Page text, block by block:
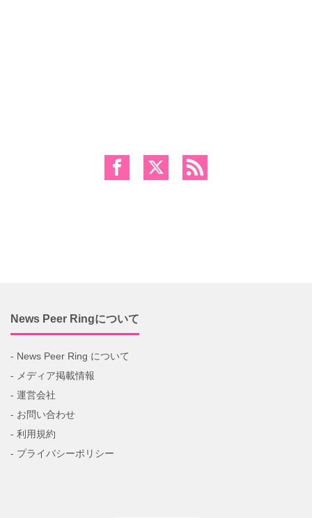
News Peer Ringについて
- News Peer Ring について
- メディア掲載情報
- 運営会社
- お問い合わせ
- 利用規約
- プライバシーポリシー